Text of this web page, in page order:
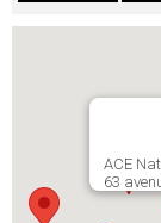
ACE
63